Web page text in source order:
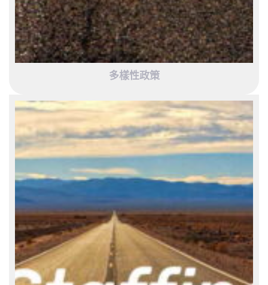
多樣性政策